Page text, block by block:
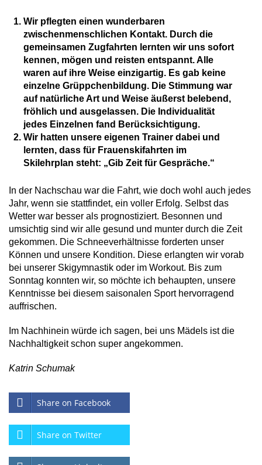
Wir pflegten einen wunderbaren
zwischenmenschlichen Kontakt. Durch die
gemeinsamen Zugfahrten lernten wir uns sofort
kennen, mögen und reisten entspannt. Alle
waren auf ihre Weise einzigartig. Es gab keine
einzelne Grüppchenbildung. Die Stimmung war
auf natürliche Art und Weise äußerst belebend,
fröhlich und ausgelassen. Die Individualität
jedes Einzelnen fand Berücksichtigung.
Wir hatten unsere eigenen Trainer dabei und
lernten, dass für Frauenskifahrten im
Skilehrplan steht: „Gib Zeit für Gespräche.“
In der Nachschau war die Fahrt, wie doch wohl auch jedes
Jahr, wenn sie stattfindet, ein voller Erfolg. Selbst das
Wetter war besser als prognostiziert. Besonnen und
umsichtig sind wir alle gesund und munter durch die Zeit
gekommen. Die Schneeverhältnisse forderten unser
Können und unsere Kondition. Diese erlangten wir vorab
bei unserer Skigymnastik oder im Workout. Bis zum
Sonntag konnten wir, so möchte ich behaupten, unsere
Kenntnisse bei diesem saisonalen Sport hervorragend
auffrischen.
Im Nachhinein würde ich sagen, bei uns Mädels ist die
Nachhaltigkeit schon super angekommen.
Katrin Schumak
Share on Facebook
Share on Twitter